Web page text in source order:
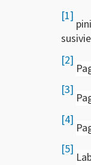
[1]
[2]
[3]
[4]
[5]